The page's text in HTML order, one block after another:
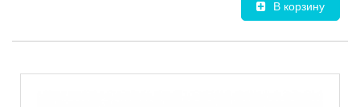
В корзину